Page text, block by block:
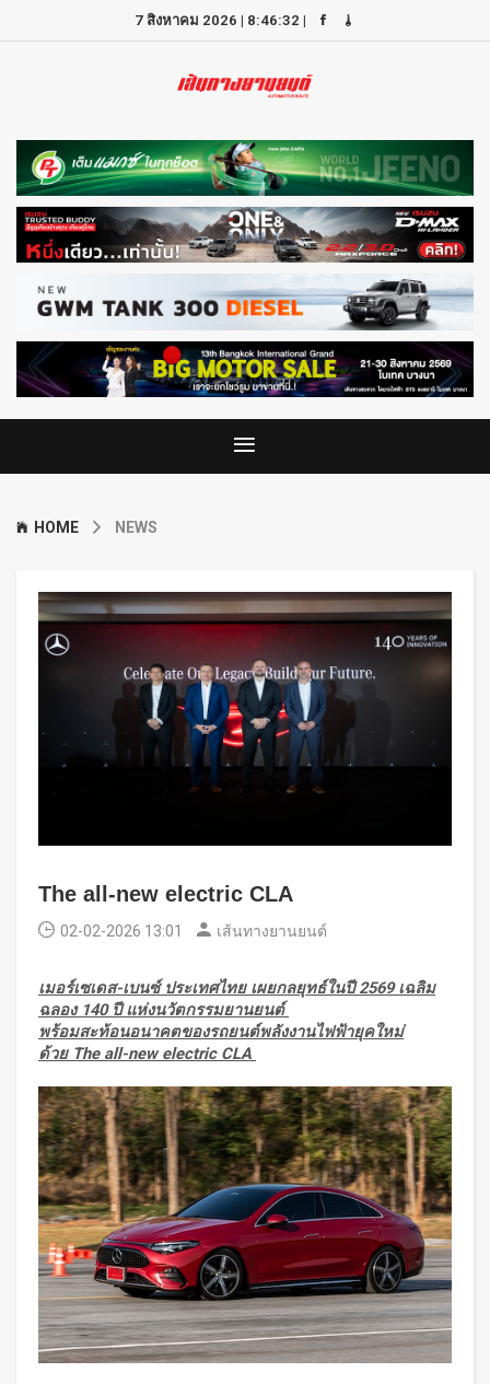
7 สิงหาคม 2026 | 8:46:32 |
HOME NEWS
The all-new electric CLA
02-02-2026 13:01 เส้นทางยานยนต์
เมอร์เซเดส-เบนซ์ ประเทศไทย เผยกลยุทธ์ในปี 2569 เฉลิม
ฉลอง 140 ปี แห่งนวัตกรรมยานยนต์
พร้อมสะท้อนอนาคตของรถยนต์พลังงานไฟฟ้ายุคใหม่
ด้วย The all-new electric CLA